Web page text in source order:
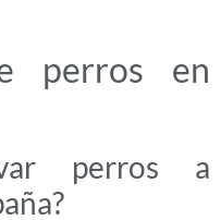
perros en
perros a